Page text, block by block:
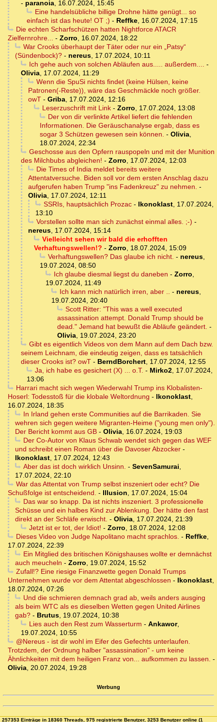
- paranoia, 16.07.2024, 15:45
Eine handelsübliche billige Drohne hätte genügt... so
einfach ist das heute! OT ;) - Reffke, 16.07.2024, 17:15
Die echten Scharfschützen hatten Nightforce ATACR
Zielfernrohre... - Zorro, 16.07.2024, 18:22
War Crooks überhaupt der Täter oder nur ein „Patsy“
(Sündenbock)? - nereus, 17.07.2024, 10:11
Ich gehe auch von solchen Abläufen aus..... außerdem.... -
Olivia, 17.07.2024, 11:29
Wenn die SpuSi nichts findet (keine Hülsen, keine
Patronen(-Reste)), wäre das Geschmäckle noch größer.
owT - Griba, 17.07.2024, 12:16
Leserzuschrift mit Link- Zorro, 17.07.2024, 13:08
Der von dir verlinkte Artikel liefert die fehlenden
Informationen. Die Geräuschanalyse ergab, dass es
sogar 3 Schützen gewesen sein können. - Olivia,
18.07.2024, 22:34
Geschosse aus den Opfern rauspopeln und mit der Munition
des Milchbubs abgleichen! - Zorro, 17.07.2024, 12:03
Die Times of India meldet bereits weitere
Attentatversuche. Biden soll vor dem ersten Anschlag dazu
aufgerufen haben Trump "ins Fadenkreuz" zu nehmen. -
Olivia, 17.07.2024, 12:11
SSRIs, hauptsächlich Prozac- Ikonoklast, 17.07.2024,
13:10
Vorstellen sollte man sich zunächst einmal alles. ;-) -
nereus, 17.07.2024, 15:14
Vielleicht sehen wir bald die erhofften
Verhaftungswellen!? - Zorro, 18.07.2024, 15:09
Verhaftungswellen? Das glaube ich nicht. - nereus,
19.07.2024, 08:50
Ich glaube diesmal liegst du daneben - Zorro,
19.07.2024, 11:49
Ich kann mich natürlich irren, aber .. - nereus,
19.07.2024, 20:40
Scott Ritter: "This was a well executed
assassination attempt. Donald Trump should be
dead." Jemand hat bewußt die Abläufe geändert. -
Olivia, 19.07.2024, 23:20
Gibt es eigentlich Videos von dem Mann auf dem Dach bzw.
seinem Leichnam, die eindeutig zeigen, dass es tatsächlich
dieser Crooks ist? owT - BerndBorchert, 17.07.2024, 12:55
Ja, ich habe es gesichert (X) ... o.T. - Mirko2, 17.07.2024,
13:06
Harrari macht sich wegen Wiederwahl Trump ins Klobalisten-
Hoserl: Todesstoß für die klobale Weltordnung - Ikonoklast,
16.07.2024, 18:35
In Irland gehen erste Communities auf die Barrikaden. Sie
wehren sich gegen weitere Migranten-Heime ("young men only").
Der Bericht kommt aus GB - Olivia, 16.07.2024, 19:03
Der Co-Autor von Klaus Schwab wendet sich gegen das WEF
und schreibt einen Roman über die Davoser Abzocker -
Ikonoklast, 17.07.2024, 12:43
Aber das ist doch wirklich Unsinn. - SevenSamurai,
17.07.2024, 22:10
War das Attentat von Trump selbst inszeniert oder echt? Die
Schußfolge ist entscheidend. - Illusion, 17.07.2024, 15:04
Das war so knapp. Da ist nichts inszeniert. 3 professionelle
Schüsse und ein halbes Kind zur Ablenkung. Der hätte den fast
direkt an der Schläfe erwischt. - Olivia, 17.07.2024, 21:39
Jetzt ist er tot, der Idiot! - Zorro, 18.07.2024, 12:08
Dieses Video von Judge Napolitano macht sprachlos. - Reffke,
17.07.2024, 22:39
Ein Mitglied des britischen Königshauses wollte er demnächst
auch meucheln - Zorro, 19.07.2024, 15:52
Zufall!? Eine riesige Finanzwette gegen Donald Trumps
Unternehmen wurde vor dem Attentat abgeschlossen - Ikonoklast,
18.07.2024, 07:26
Und die schmieren demnach grad ab, weils anders ausging
als beim WTC als es dieselben Wetten gegen United Airlines
gab? - Brutus, 19.07.2024, 10:38
Lies auch den Rest zum Wasserturm - Ankawor,
19.07.2024, 10:55
@Nereus - ist dir wohl im Eifer des Gefechts unterlaufen.
Trotzdem, der Ordnung halber "assassination" - um keine
Ähnlichkeiten mit dem heiligen Franz von... aufkommen zu lassen. -
Olivia, 20.07.2024, 19:28
Werbung
257353 Einträge in 18360 Threads, 975 registrierte Benutzer, 3253 Benutzer online (1